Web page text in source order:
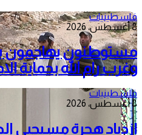
فلسطينيات
8 أغسطس، 2026
مستوطنون يهاجمون
وغرب رام الله بحماية
فلسطينيات
8 أغسطس، 2026
ازدياد هجرة مسيحيي